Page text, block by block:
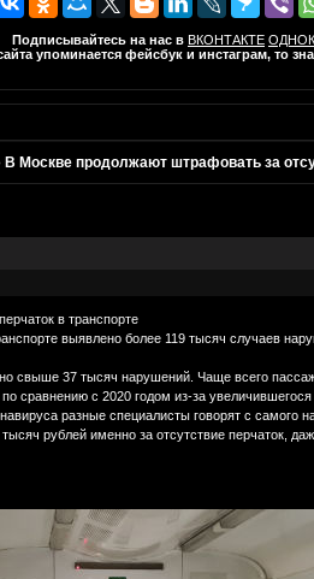
Подписывайтесь на нас в ВКОНТАКТЕ
упоминается фейсбук и инстаграм, то
В Москве продолжают штрафовать за
в транспорте
выявлено более 119 тысяч случаев
свыше 37 тысяч нарушений. Чаще всего
сравнению с 2020 годом из-за увеличившегося
разные специалисты говорят с
рублей именно за отсутствие перчаток,